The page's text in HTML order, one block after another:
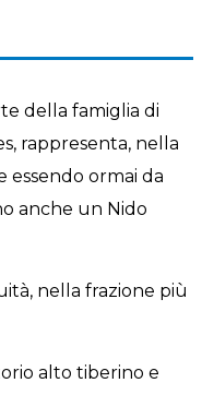
della famiglia di
rappresenta, nella
essendo ormai da
anche un Nido
nella frazione più
alto tiberino e